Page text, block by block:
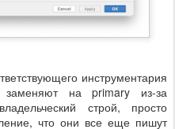
инструментария
на primary из-за
строй, просто
что они все еще пишут